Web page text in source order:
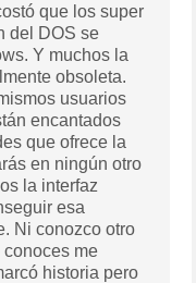
que los super
del DOS se
Y muchos la
obsoleta.
usuarios
encantados
que ofrece la
en ningún otro
la interfaz
esa
Ni conozco otro
conoces me
historia pero